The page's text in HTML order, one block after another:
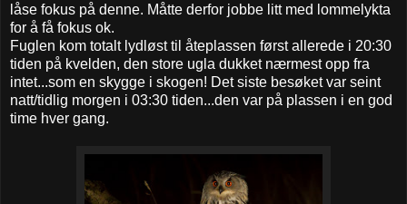
låse fokus på denne. Måtte derfor jobbe litt med lommelykta
for å få fokus ok.
Fuglen kom totalt lydløst til åteplassen først allerede i 20:30
tiden på kvelden, den store ugla dukket nærmest opp fra
intet...som en skygge i skogen! Det siste besøket var seint
natt/tidlig morgen i 03:30 tiden...den var på plassen i en god
time hver gang.